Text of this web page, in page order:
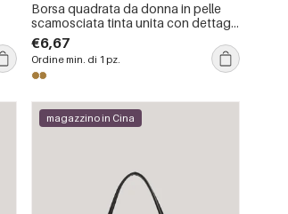
Borsa quadrata da donna in pelle
scamosciata tinta unita con dettagli
in metallo, stile ufficio.
€6,67
Ordine min. di 1 pz.
magazzino in Cina